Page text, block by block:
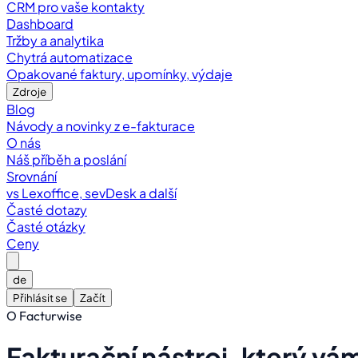
CRM pro vaše kontakty
Dashboard
Tržby a analytika
Chytrá automatizace
Opakované faktury, upomínky, výdaje
Zdroje
Blog
Návody a novinky z e-fakturace
O nás
Náš příběh a poslání
Srovnání
vs Lexoffice, sevDesk a další
Časté dotazy
Časté otázky
Ceny
de
Přihlásit se
Začít
O Facturwise